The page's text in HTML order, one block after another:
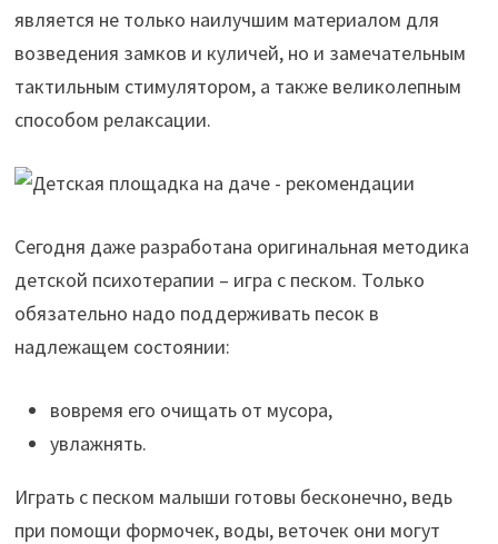
является не только наилучшим материалом для
возведения замков и куличей, но и замечательным
тактильным стимулятором, а также великолепным
способом релаксации.
Сегодня даже разработана оригинальная методика
детской психотерапии – игра с песком. Только
обязательно надо поддерживать песок в
надлежащем состоянии:
вовремя его очищать от мусора,
увлажнять.
Играть с песком малыши готовы бесконечно, ведь
при помощи формочек, воды, веточек они могут